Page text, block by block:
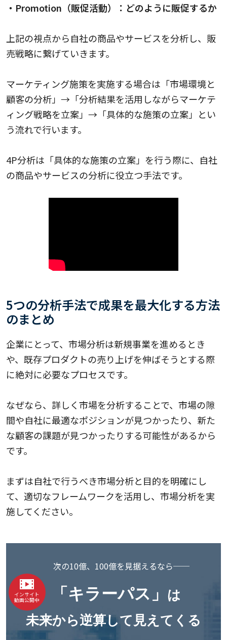
・Promotion（販促活動）：どのように販促するか
上記の視点から自社の商品やサービスを分析し、販
売戦略に繋げていきます。
マーケティング施策を実施する場合は「市場環境と
顧客の分析」→「分析結果を活用しながらマーケテ
ィング戦略を立案」→「具体的な施策の立案」とい
う流れで行います。
4P分析は「具体的な施策の立案」を行う際に、自社
の商品やサービスの分析に役立つ手法です。
5つの分析手法で成果を最大化する方法
のまとめ
企業にとって、市場分析は新規事業を進めるとき
や、既存プロダクトの売り上げを伸ばそうとする際
に絶対に必要なプロセスです。
なぜなら、詳しく市場を分析することで、市場の隙
間や自社に最適なポジションが見つかったり、新た
な顧客の課題が見つかったりする可能性があるから
です。
まずは自社で行うべき市場分析と目的を明確にし
て、適切なフレームワークを活用し、市場分析を実
施してください。
インサイト
動画公開中
次の10億、100億を見据えるなら──
「キラーパス」 は
未来から逆算して見えてくる